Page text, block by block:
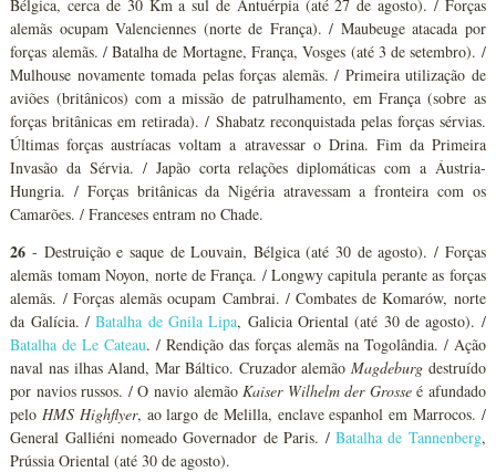
Bélgica, cerca de 30 Km a sul de Antuérpia (até 27 de agosto). / Forças
alemãs ocupam Valenciennes (norte de França). / Maubeuge atacada por
forças alemãs. / Batalha de Mortagne, França, Vosges (até 3 de setembro). /
Mulhouse novamente tomada pelas forças alemãs. / Primeira utilização de
aviões (britânicos) com a missão de patrulhamento, em França (sobre as
forças britânicas em retirada). / Shabatz reconquistada pelas forças sérvias.
Últimas forças austríacas voltam a atravessar o Drina. Fim da Primeira
Invasão da Sérvia. / Japão corta relações diplomáticas com a Áustria-
Hungria. / Forças britânicas da Nigéria atravessam a fronteira com os
Camarões. / Franceses entram no Chade.
26 - Destruição e saque de Louvain, Bélgica (até 30 de agosto). / Forças
alemãs tomam Noyon, norte de França. / Longwy capitula perante as forças
alemãs. / Forças alemãs ocupam Cambrai. / Combates de Komarów, norte
da Galícia. /Batalha de Gnila Lipa, Galicia Oriental (até 30 de agosto). /
Batalha de Le Cateau. / Rendição das forças alemãs na Togolândia. / Ação
naval nas ilhas Aland, Mar Báltico. Cruzador alemão Magdeburgdestruído
por navios russos. / O navio alemão Kaiser Wilhelm der Grosseé afundado
pelo HMS Highflyer, ao largo de Melilla, enclave espanhol em Marrocos. /
General Galliéni nomeado Governador de Paris. / Batalha de Tannenberg,
Prússia Oriental (até 30 de agosto).